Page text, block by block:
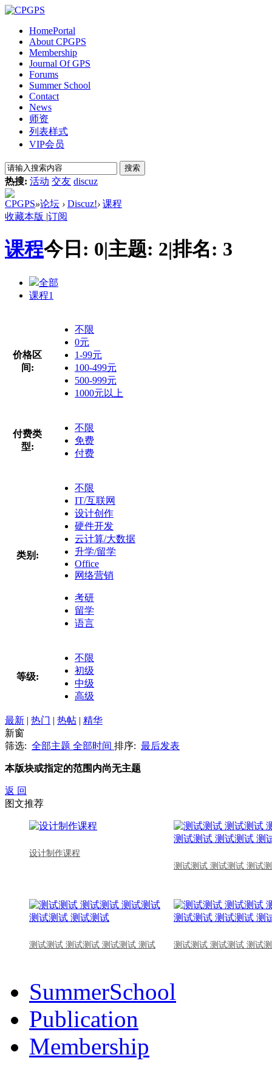
HomePortal
About CPGPS
Membership
Journal Of GPS
Forums
Summer School
Contact
News
师资
列表样式
VIP会员
搜索
热搜: 活动 交友 discuz
CPGPS»论坛 › Discuz!› 课程
收藏本版 |订阅
课程今日: 0|主题: 2|排名: 3
全部
课程1
价格区
间:
不限
0元
1-99元
100-499元
500-999元
1000元以上
付费类
型:
不限
免费
付费
类别:
不限
IT/互联网
设计创作
硬件开发
云计算/大数据
升学/留学
Office
网络营销
考研
留学
语言
等级:
不限
初级
中级
高级
最新 | 热门 | 热帖 | 精华
新窗
筛选: 全部主题 全部时间 排序: 最后发表
本版块或指定的范围内尚无主题
返 回
图文推荐
设计制作课程
测试测试 测试测试 测试
测试测试 测试测试 测试测试 测试 测试测试 测试测试 测试
SummerSchool
Publication
Membership